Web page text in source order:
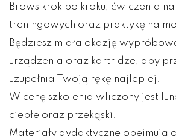
Brows krok po kroku, ćwiczenia
treningowych oraz praktykę na
Będziesz miała okazję
urządzenia oraz kartridże, aby
uzupełnia Twoją rękę najlepiej.
W cenę szkolenia wliczony jest
ciepłe oraz przekąski.
Materiały dydaktyczne obejmują